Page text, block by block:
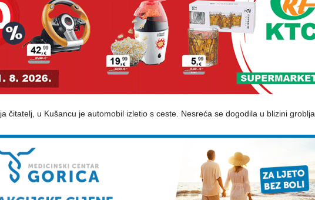
čitatelj, u Kušancu je automobil izletio s ceste. Nesreća se dogodila u blizini groblja.